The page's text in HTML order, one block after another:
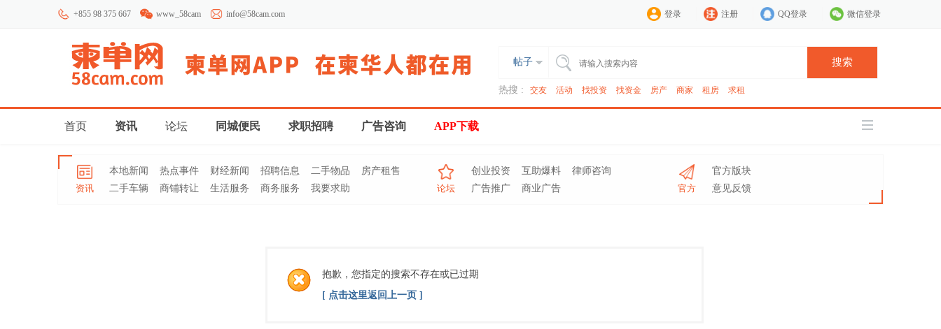
+855 98 375 667 www_58cam info@58cam.com 登录 注册 QQ登录 微信登录
帖子 搜索
热搜 : 交友 活动 找投资 找资金 房产 商家 租房 求租
首页 资讯 论坛 同城便民 求职招聘 广告咨询 APP下载
资讯
本地新闻 热点事件 财经新闻 招聘信息 二手物品
房产租售
二手车辆
商铺转让 生活服务 商务服务 我要求助 论坛
创业投资 互助爆料
律师咨询
广告推广
商业广告 官方
官方版块
意见反馈
抱歉，您指定的搜索不存在或已过期
[ 点击这里返回上一页 ]